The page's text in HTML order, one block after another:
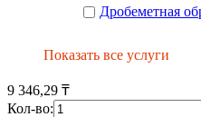
Дробеметная
Показать все услуги
9 346,29 ₸
Кол-во: